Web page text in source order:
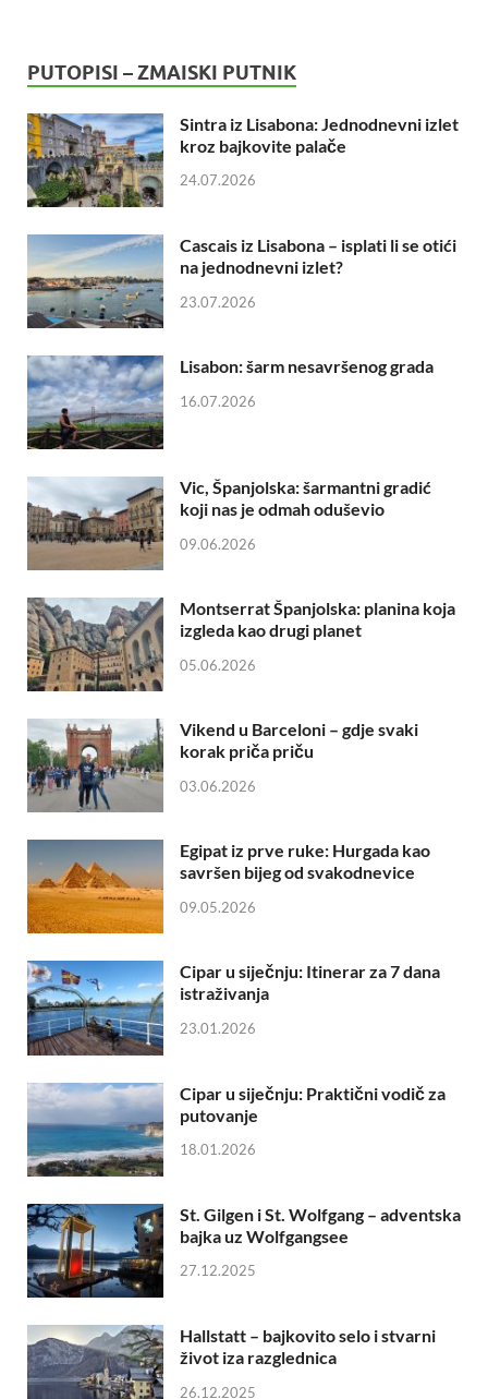
PUTOPISI – ZMAISKI PUTNIK
Sintra iz Lisabona: Jednodnevni izlet
kroz bajkovite palače
24.07.2026
Cascais iz Lisabona – isplati li se otići
na jednodnevni izlet?
23.07.2026
Lisabon: šarm nesavršenog grada
16.07.2026
Vic, Španjolska: šarmantni gradić
koji nas je odmah oduševio
09.06.2026
Montserrat Španjolska: planina koja
izgleda kao drugi planet
05.06.2026
Vikend u Barceloni – gdje svaki
korak priča priču
03.06.2026
Egipat iz prve ruke: Hurgada kao
savršen bijeg od svakodnevice
09.05.2026
Cipar u siječnju: Itinerar za 7 dana
istraživanja
23.01.2026
Cipar u siječnju: Praktični vodič za
putovanje
18.01.2026
St. Gilgen i St. Wolfgang – adventska
bajka uz Wolfgangsee
27.12.2025
Hallstatt – bajkovito selo i stvarni
život iza razglednica
26.12.2025